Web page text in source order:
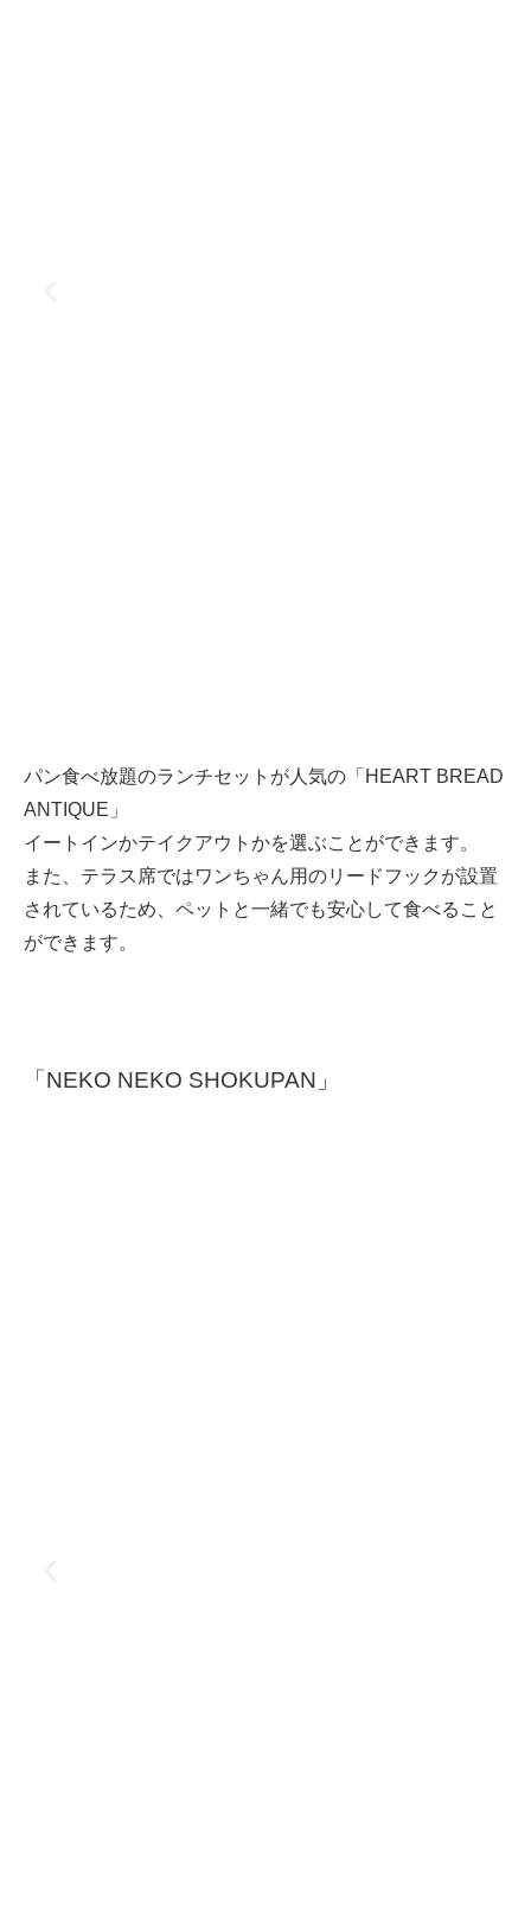
パン食べ放題のランチセットが人気の「HEART BREAD
ANTIQUE」
イートインかテイクアウトかを選ぶことができます。
また、テラス席ではワンちゃん用のリードフックが設置
されているため、ペットと一緒でも安心して食べること
ができます。
「NEKO NEKO SHOKUPAN」